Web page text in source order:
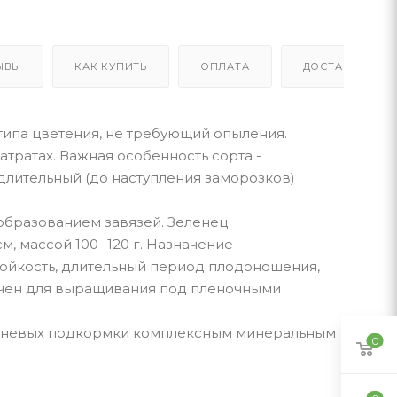
КАК КУПИТЬ ОПЛАТА ДОСТАВКА
цветения, не требующий опыления.
Важная особенность сорта -
(до наступления заморозков)
завязей. Зеленец
массой 100- 120 г. Назначение
длительный период плодоношения,
для выращивания под пленочными
подкормки комплексным минеральным
0